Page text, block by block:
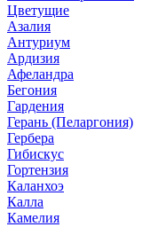
Цветущие
Азалия
Антуриум
Ардизия
Афеландра
Бегония
Гардения
Герань (Пеларгония)
Гербера
Гибискус
Гортензия
Каланхоэ
Калла
Камелия